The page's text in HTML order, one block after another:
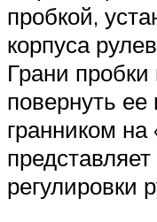
пробкой,
корпуса
Грани
повернуть
гранником на
регулировки